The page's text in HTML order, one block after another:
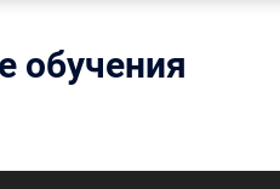
обучения